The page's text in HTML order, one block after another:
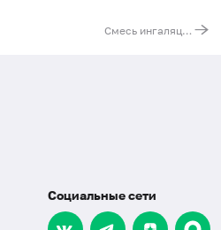
Смесь ингаляционных аллергенов № 7 (IgE): эпителий кошки, перхоть собаки, эпителий кролика, перхоть лошади, клещ Dermatophagoides pteronyssinus
Социальные сети